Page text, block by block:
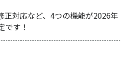
正対応など、4つの機能が2026年
です！